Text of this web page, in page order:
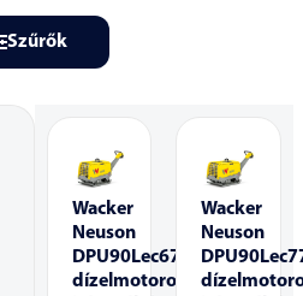
Szűrők
Wacker
Neuson
DPU90Lec670
dízelmotoros
Wacker
Neuson